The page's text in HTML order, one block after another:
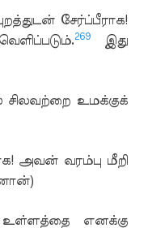
சேர்ப்பீராக!
269இது
சிலவற்றை உமக்குக்
அவன் வரம்பு மீறி
எனக்கு